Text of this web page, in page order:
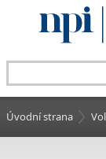
Úvodní strana